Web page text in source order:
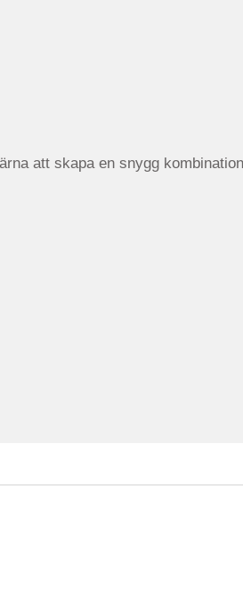
att skapa en snygg